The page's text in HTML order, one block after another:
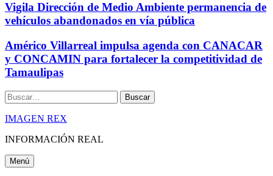
Vigila Dirección de Medio Ambiente permanencia de
vehículos abandonados en vía pública
Américo Villarreal impulsa agenda con CANACAR
y CONCAMIN para fortalecer la competitividad de
Tamaulipas
Buscar
IMAGEN REX
INFORMACIÓN REAL
Menú